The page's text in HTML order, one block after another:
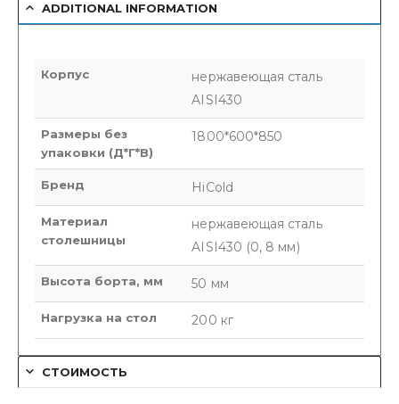
ADDITIONAL INFORMATION
Корпус
нержавеющая сталь
AISI430
Размеры без
упаковки (Д*Г*В)
1800*600*850
Бренд HiCold
Материал
столешницы
нержавеющая сталь
AISI430 (0, 8 мм)
Высота борта, мм 50 мм
Нагрузка на стол 200 кг
СТОИМОСТЬ